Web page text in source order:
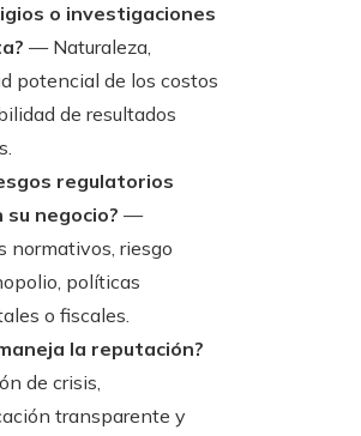
o investigaciones
— Naturaleza,
potencial de los costos
de resultados
regulatorios
negocio? —
normativos, riesgo
políticas
o fiscales.
la reputación?
de crisis,
transparente y